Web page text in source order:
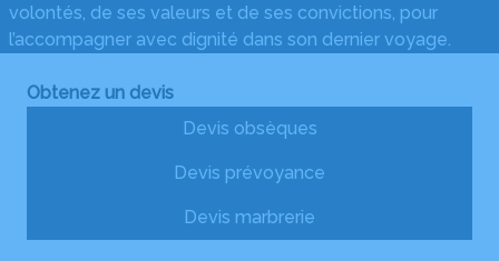
volontés, de ses valeurs et de ses convictions, pour
l’accompagner avec dignité dans son dernier voyage.
Obtenez un devis
Devis obsèques
Devis prévoyance
Devis marbrerie